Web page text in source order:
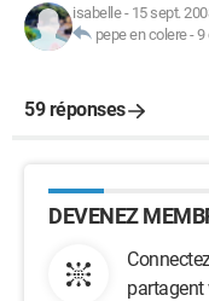
isabelle- 15 sept.
pepe en colere-9
59 réponses
DEVENEZ
partagent